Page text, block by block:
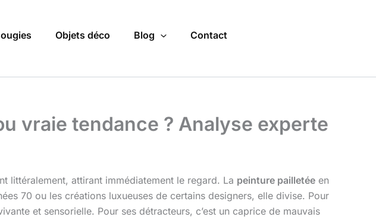
Objets déco Blog Contact
vraie tendance ? Analyse experte
littéralement, attirant immédiatement le regard. La peinture pailletée en
70 ou les créations luxueuses de certains designers, elle divise. Pour
et sensorielle. Pour ses détracteurs, c’est un caprice de mauvais